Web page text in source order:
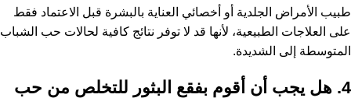
طبيب الأمراض الجلدية أو أخصائي العناية بالبشرة قبل الاعتماد فقط
على العلاجات الطبيعية، لأنها قد لا توفر نتائج كافية لحالات حب الشباب
المتوسطة إلى الشديدة.
4. هل يجب أن أقوم بفقع البثور للتخلص من حب